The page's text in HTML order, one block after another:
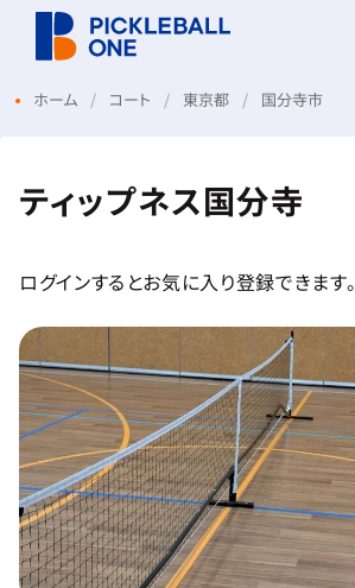
ホーム コート 東京都 国分寺市
ティップネス国分寺
ログインするとお気に入り登録できます。